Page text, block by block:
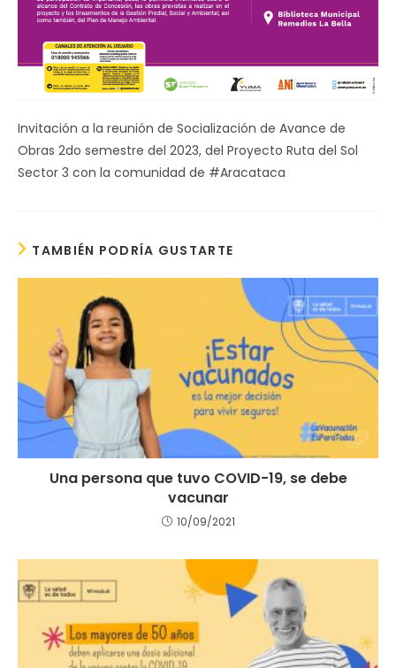
Invitación a la reunión de Socialización de Avance de
Obras 2do semestre del 2023, del Proyecto Ruta del Sol
Sector 3 con la comunidad de #Aracataca
TAMBIÉN PODRÍA GUSTARTE
Una persona que tuvo COVID-19, se debe
vacunar
10/09/2021